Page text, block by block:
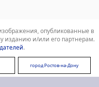
опубликованные в
изданию и/или его партнерам.
.
город Ростов-на-Дону